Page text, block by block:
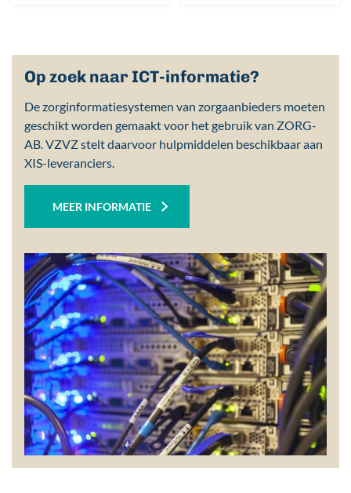
Op zoek naar ICT-informatie?
De zorginformatiesystemen van zorgaanbieders moeten
geschikt worden gemaakt voor het gebruik van ZORG-
AB. VZVZ stelt daarvoor hulpmiddelen beschikbaar aan
XIS-leveranciers.
MEER INFORMATIE